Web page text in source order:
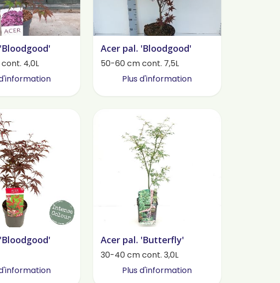
4,0L
Acer pal. 'Bloodgood'
50-60 cm cont. 7,5L
Plus d'information
Acer pal. 'Butterfly'
30-40 cm cont. 3,0L
Plus d'information